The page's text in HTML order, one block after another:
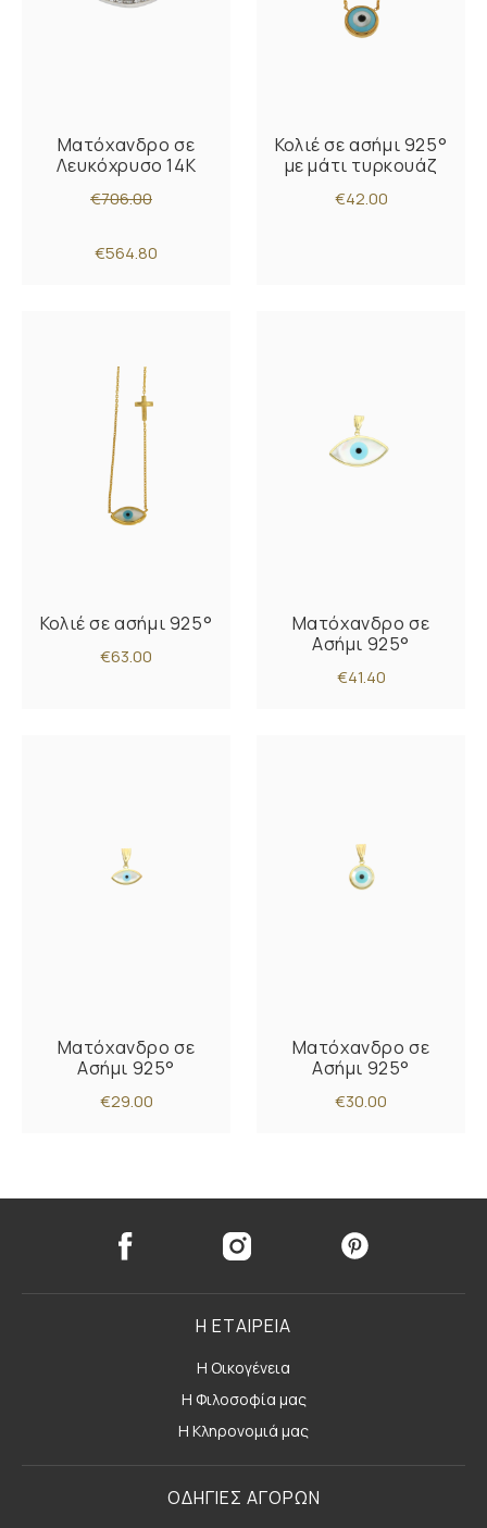
Ματόχανδρο σε
Λευκόχρυσο 14K
€706.00
€564.80
Κολιέ σε ασήμι 925°
με μάτι τυρκουάζ
€42.00
Κολιέ σε ασήμι 925°
€63.00
Ματόχανδρο σε
Ασήμι 925°
€41.40
Ματόχανδρο σε
Ασήμι 925°
€29.00
Ματόχανδρο σε
Ασήμι 925°
€30.00
Η ΕΤΑΙΡΕΙΑ
Η Οικογένεια
Η Φιλοσοφία μας
Η Κληρονομιά μας
ΟΔΗΓΙΕΣ ΑΓΟΡΩΝ